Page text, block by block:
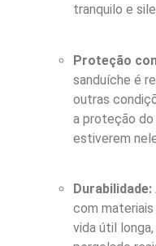
tranquilo e
Proteção
sanduíche é
outras
a proteção
estiverem
Durabilidade:
com
vida útil